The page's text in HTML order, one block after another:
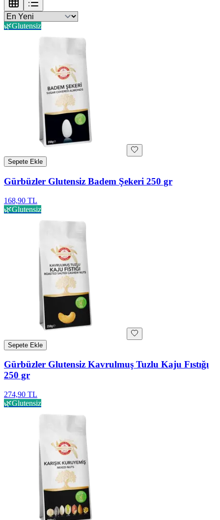
🌿Glutensiz
Sepete Ekle
Gürbüzler Glutensiz Badem Şekeri 250 gr
168,90 TL
🌿Glutensiz
Sepete Ekle
Gürbüzler Glutensiz Kavrulmuş Tuzlu Kaju Fıstığı
250 gr
274,90 TL
🌿Glutensiz